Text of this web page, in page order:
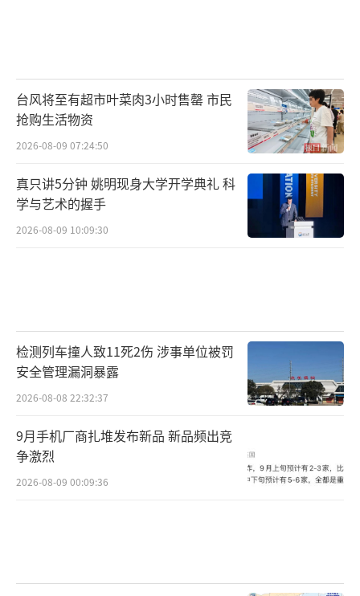
台风将至有超市叶菜肉3小时售罄 市民
抢购生活物资
2026-08-09 07:24:50
真只讲5分钟 姚明现身大学开学典礼 科
学与艺术的握手
2026-08-09 10:09:30
检测列车撞人致11死2伤 涉事单位被罚
安全管理漏洞暴露
2026-08-08 22:32:37
9月手机厂商扎堆发布新品 新品频出竞
争激烈
2026-08-09 00:09:36